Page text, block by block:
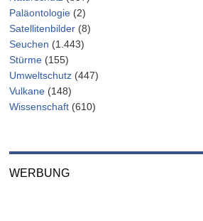
Paläontologie (2)
Satellitenbilder (8)
Seuchen (1.443)
Stürme (155)
Umweltschutz (447)
Vulkane (148)
Wissenschaft (610)
WERBUNG